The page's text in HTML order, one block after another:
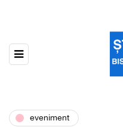
eveniment